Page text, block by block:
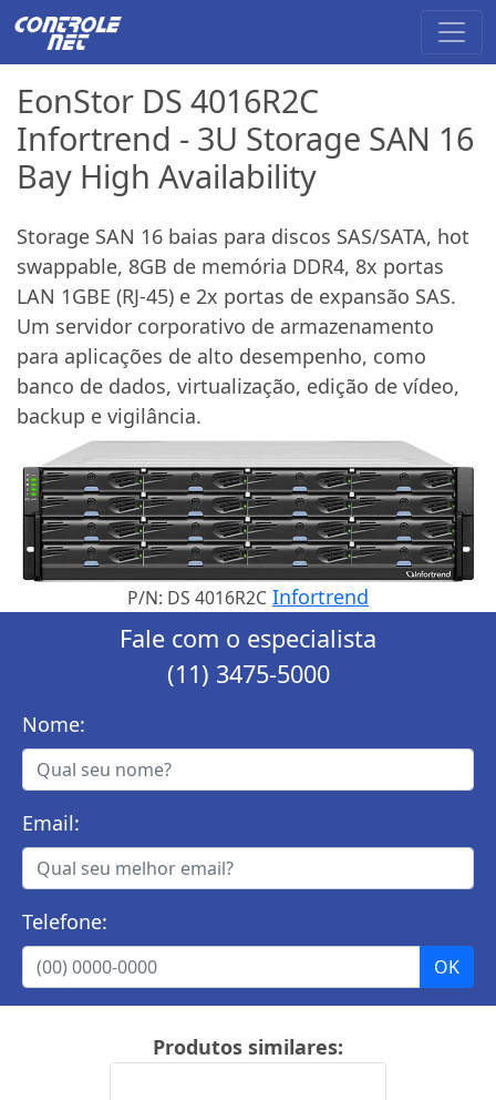
EonStor DS 4016R2C
Infortrend - 3U Storage SAN 16
Bay High Availability
Storage SAN 16 baias para discos SAS/SATA, hot
swappable, 8GB de memória DDR4, 8x portas
LAN 1GBE (RJ-45) e 2x portas de expansão SAS.
Um servidor corporativo de armazenamento
para aplicações de alto desempenho, como
banco de dados, virtualização, edição de vídeo,
backup e vigilância.
P/N: DS 4016R2C Infortrend
Fale com o especialista
(11) 3475-5000
Nome:
Email:
Telefone:
Produtos similares: